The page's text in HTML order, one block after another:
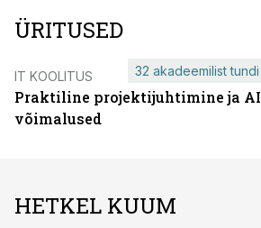
ÜRITUSED
IT KOOLITUS
Praktiline projektijuhtimine ja AI
võimalused
32 akadeemilist tundi
HETKEL KUUM